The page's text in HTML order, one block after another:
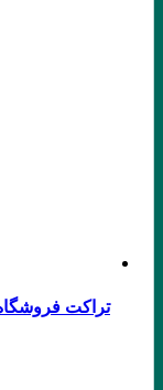
تراکت فروشگاه